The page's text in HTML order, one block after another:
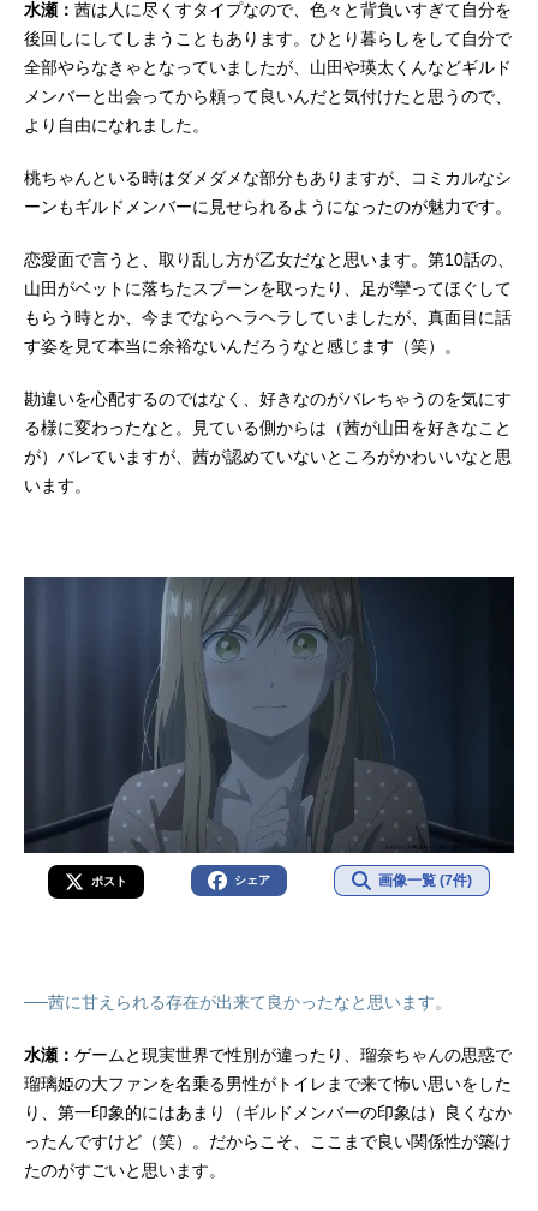
水瀬： 茜は人に尽くすタイプなので、色々と背負いすぎて自分を
後回しにしてしまうこともあります。ひとり暮らしをして自分で
全部やらなきゃとなっていましたが、山田や瑛太くんなどギルド
メンバーと出会ってから頼って良いんだと気付けたと思うので、
より自由になれました。
桃ちゃんといる時はダメダメな部分もありますが、コミカルなシ
ーンもギルドメンバーに見せられるようになったのが魅力です。
恋愛面で言うと、取り乱し方が乙女だなと思います。第10話の、
山田がベットに落ちたスプーンを取ったり、足が攣ってほぐして
もらう時とか、今までならヘラヘラしていましたが、真面目に話
す姿を見て本当に余裕ないんだろうなと感じます（笑）。
勘違いを心配するのではなく、好きなのがバレちゃうのを気にす
る様に変わったなと。見ている側からは（茜が山田を好きなこと
が）バレていますが、茜が認めていないところがかわいいなと思
います。
ポスト シェア 画像一覧 (7件)
──茜に甘えられる存在が出来て良かったなと思います。
水瀬： ゲームと現実世界で性別が違ったり、瑠奈ちゃんの思惑で
瑠璃姫の大ファンを名乗る男性がトイレまで来て怖い思いをした
り、第一印象的にはあまり（ギルドメンバーの印象は）良くなか
ったんですけど（笑）。だからこそ、ここまで良い関係性が築け
たのがすごいと思います。